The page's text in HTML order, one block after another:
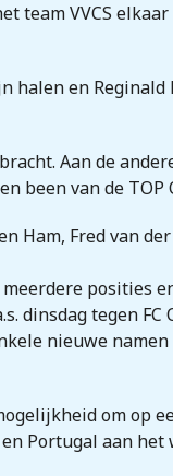
team VVCS
halen en Reginald
Aan de
been van de TOP
Ham, Fred van
posities
dinsdag tegen FC
nieuwe namen
om op
Portugal aan het